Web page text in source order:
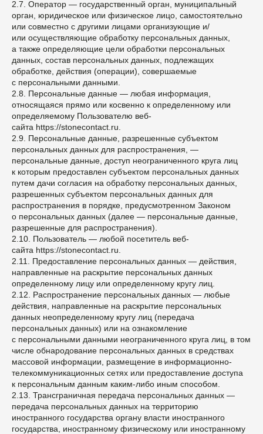
2.7. Оператор — государственный орган, муниципальный
орган, юридическое или физическое лицо, самостоятельно
или совместно с другими лицами организующие и/
или осуществляющие обработку персональных данных,
а также определяющие цели обработки персональных
данных, состав персональных данных, подлежащих
обработке, действия (операции), совершаемые
с персональными данными.
2.8. Персональные данные — любая информация,
относящаяся прямо или косвенно к определенному или
определяемому Пользователю веб-
сайта https://stonecontact.ru.
2.9. Персональные данные, разрешенные субъектом
персональных данных для распространения, —
персональные данные, доступ неограниченного круга лиц
к которым предоставлен субъектом персональных данных
путем дачи согласия на обработку персональных данных,
разрешенных субъектом персональных данных для
распространения в порядке, предусмотренном Законом
о персональных данных (далее — персональные данные,
разрешенные для распространения).
2.10. Пользователь — любой посетитель веб-
сайта https://stonecontact.ru.
2.11. Предоставление персональных данных — действия,
направленные на раскрытие персональных данных
определенному лицу или определенному кругу лиц.
2.12. Распространение персональных данных — любые
действия, направленные на раскрытие персональных
данных неопределенному кругу лиц (передача
персональных данных) или на ознакомление
с персональными данными неограниченного круга лиц, в том
числе обнародование персональных данных в средствах
массовой информации, размещение в информационно-
телекоммуникационных сетях или предоставление доступа
к персональным данным каким-либо иным способом.
2.13. Трансграничная передача персональных данных —
передача персональных данных на территорию
иностранного государства органу власти иностранного
государства, иностранному физическому или иностранному